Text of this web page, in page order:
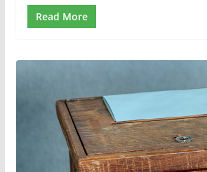
Read More